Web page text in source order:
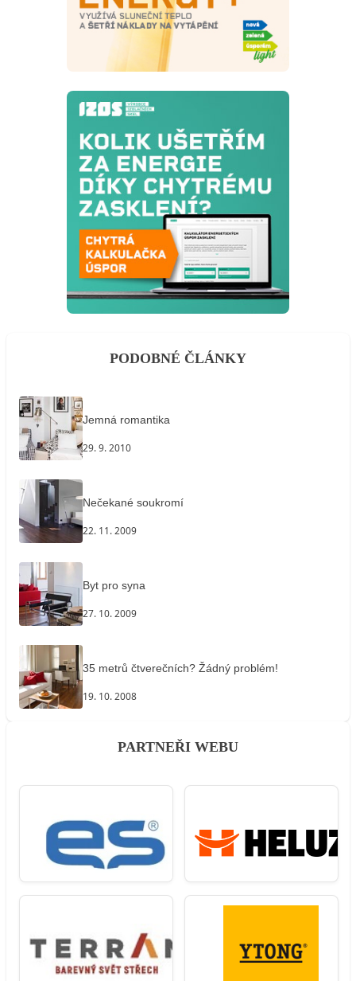
PODOBNÉ ČLÁNKY
Jemná romantika
29. 9. 2010
Nečekané soukromí
22. 11. 2009
Byt pro syna
27. 10. 2009
35 metrů čtverečních? Žádný problém!
19. 10. 2008
PARTNEŘI WEBU